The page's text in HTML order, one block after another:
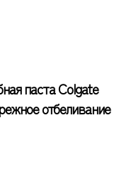
паста Colgate
отбеливание